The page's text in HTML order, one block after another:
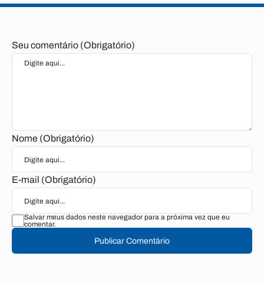
Seu comentário (Obrigatório)
Nome (Obrigatório)
E-mail (Obrigatório)
Salvar meus dados neste navegador para a próxima vez que eu
comentar.
Publicar Comentário